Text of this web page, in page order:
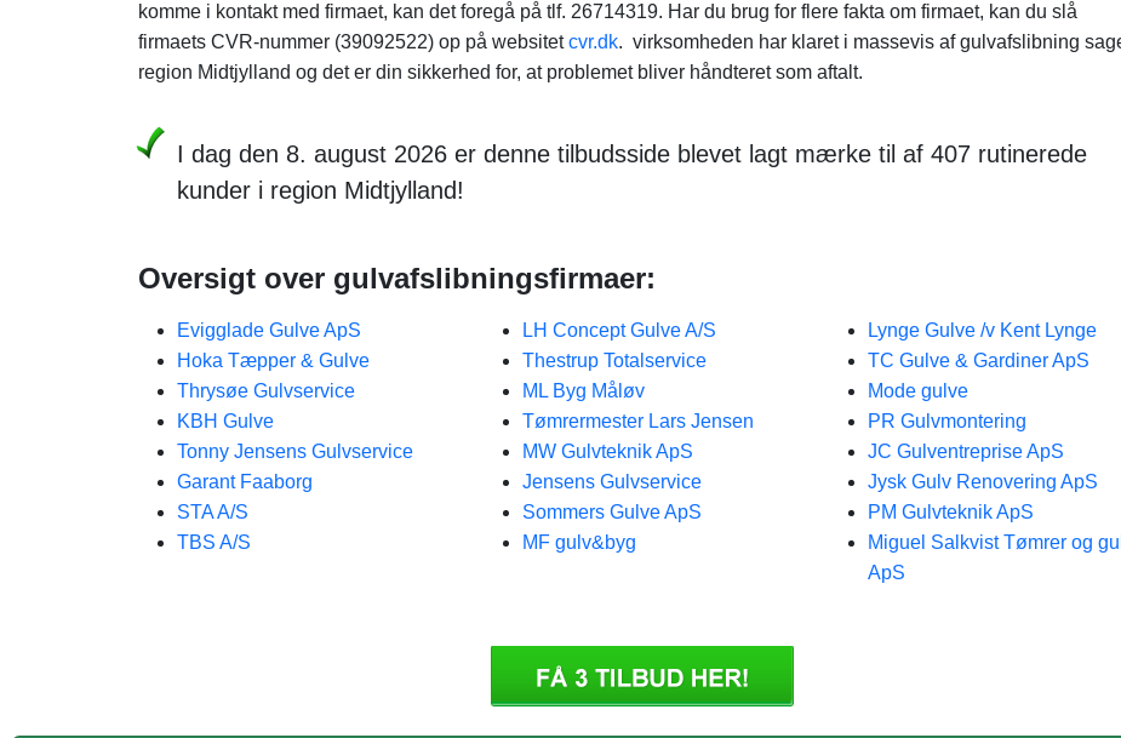
komme i kontakt med firmaet, kan det foregå på tlf. 26714319. Har du brug for flere fakta om firmaet, kan du slå
firmaets CVR-nummer (39092522) op på websitetcvr.dk. virksomheden har klaret i massevis af gulvafslibning
region Midtjylland og det er din sikkerhed for, at problemet bliver håndteret som aftalt.
I dag den 8. august 2026 er denne tilbudsside blevet lagt mærke til af 407 rutinerede
kunder i region Midtjylland!
Oversigt over gulvafslibningsfirmaer:
Evigglade Gulve ApS
Hoka Tæpper & Gulve
Thrysøe Gulvservice
KBH Gulve
Tonny Jensens Gulvservice
Garant Faaborg
STA A/S
TBS A/S
LH Concept Gulve A/S
Thestrup Totalservice
ML Byg Måløv
Tømrermester Lars Jensen
MW Gulvteknik ApS
Jensens Gulvservice
Sommers Gulve ApS
MF gulv&byg
Lynge Gulve /v Kent Lynge
TC Gulve & Gardiner ApS
Mode gulve
PR Gulvmontering
JC Gulventreprise ApS
Jysk Gulv Renovering ApS
PM Gulvteknik ApS
Miguel Salkvist Tømrer og
ApS